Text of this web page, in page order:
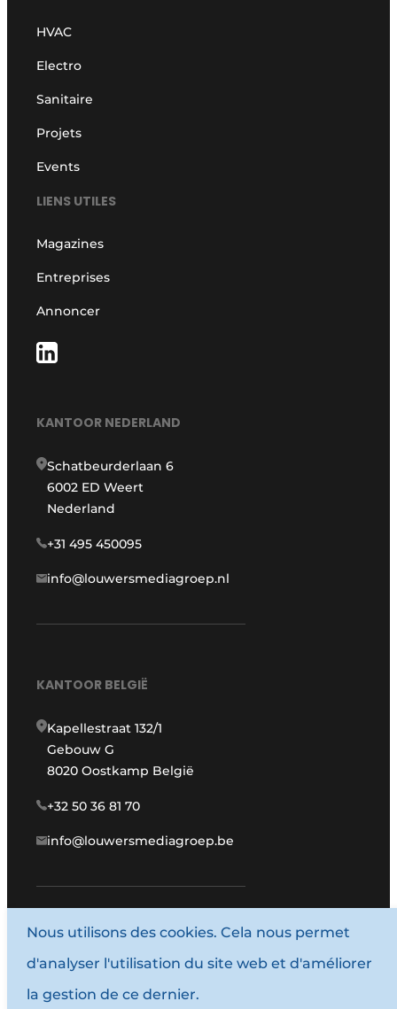
HVAC
Electro
Sanitaire
Projets
Events
LIENS UTILES
Magazines
Entreprises
Annoncer
KANTOOR NEDERLAND
Schatbeurderlaan 6
6002 ED Weert
Nederland
+31 495 450095
info@louwersmediagroep.nl
KANTOOR BELGIË
Kapellestraat 132/1
Gebouw G
8020 Oostkamp België
+32 50 36 81 70
info@louwersmediagroep.be
www.louwersmediagroep.com
© 1987 - 2026 Louwersmediagroep.
Termes et conditions
Nous utilisons des cookies. Cela nous permet
d'analyser l'utilisation du site web et d'améliorer
la gestion de ce dernier.